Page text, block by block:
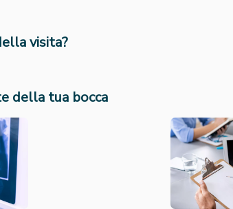
visita?
della tua bocca